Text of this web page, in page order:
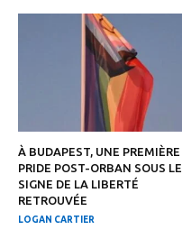
À BUDAPEST, UNE PREMIÈRE
PRIDE POST-ORBAN SOUS LE
SIGNE DE LA LIBERTÉ
RETROUVÉE
LOGAN CARTIER